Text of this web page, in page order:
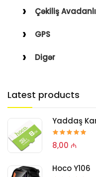
Çəkiliş
GPS
Digər
Latest products
Yaddaş
8,00 ₼
Hoco Y106